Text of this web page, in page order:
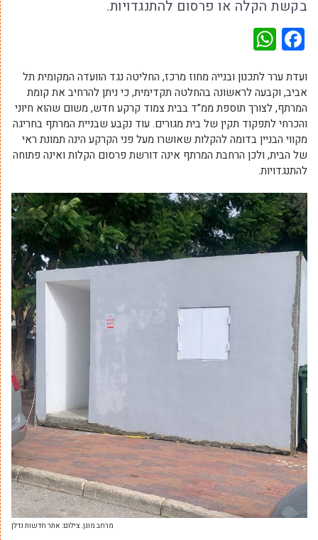
בקשת הקלה או פרסום להתנגדויות.
Facebook
ועדת ערר לתכנון ובנייה מחוז מרכז, החליטה נגד הוועדה המקומית תל
אביב, וקבעה לראשונה בהחלטה תקדימית, כי ניתן להרחיב את קומת
המרתף, לצורך תוספת ממ”ד בבית צמוד קרקע חדש, משום שהוא חיוני
והכרחי לתפקוד תקין של בית מגורים. עוד נקבע שבניית המרתף בחריגה
מקווי הבניין בדומה להקלות שאושרו מעל פני הקרקע הינה תמונת ראי
של הבית, ולכן הרחבת המרתף אינה דורשת פרסום הקלות ואינה פתוחה
להתנגדויות.
מרחב מוגן. צילום: אתר חדשות נדלן